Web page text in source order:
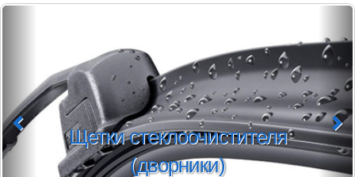
Щетки стеклоочистителя
(дворники)